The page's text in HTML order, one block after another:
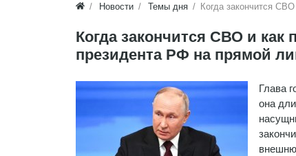
Новости Темы дня ​Когда закончится
​Когда закончится СВО и как
президента РФ на прямой
Глава
она